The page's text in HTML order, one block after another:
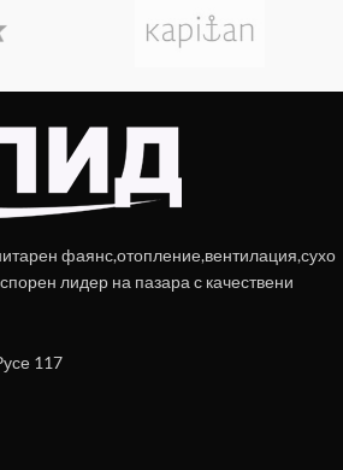
фаянс,отопление,вентилация,сухо
лидер на пазара с качествени
117